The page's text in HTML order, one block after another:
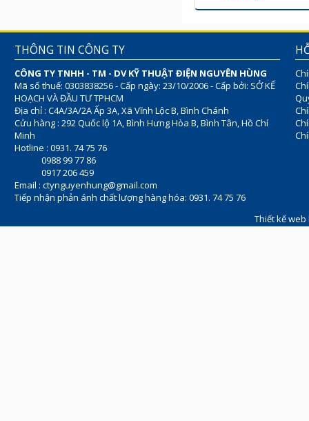
THÔNG TIN CÔNG TY
CÔNG TY TNHH - TM - DV KỸ THUẬT ĐIỆN NGUYÊN HÙNG
Mã số thuế: 0303838256 - Cấp ngày: 23/10/2006 - Cấp bởi: SỞ KẾ
HOẠCH VÀ ĐẦU TƯ TPHCM
Địa chỉ : C4A/3A/2A Ấp 3A, Xã Vĩnh Lộc B, Bình Chánh
Cửu hàng : 292 Quốc lộ 1A, Bình Hưng Hòa B, Bình Tân, Hồ Chí
Minh
Hotline : 0931. 74 75 76
0988 99 77 86
0917 206 459
Email : ctynguyenhung@gmail.com
Tiếp nhận phản ánh chất lượng hàng hóa: 0931. 74 75 76
Thiết kế web